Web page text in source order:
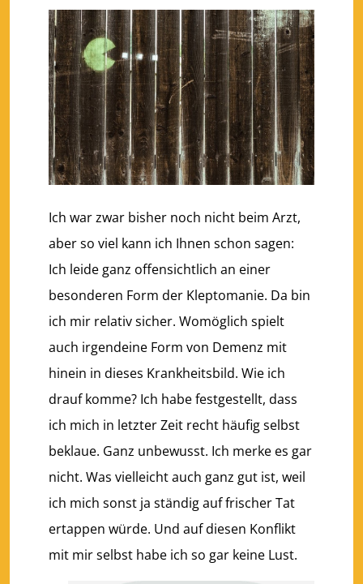
Ich war zwar bisher noch nicht beim Arzt,
aber so viel kann ich Ihnen schon sagen:
Ich leide ganz offensichtlich an einer
besonderen Form der Kleptomanie. Da bin
ich mir relativ sicher. Womöglich spielt
auch irgendeine Form von Demenz mit
hinein in dieses Krankheitsbild. Wie ich
drauf komme? Ich habe festgestellt, dass
ich mich in letzter Zeit recht häufig selbst
beklaue. Ganz unbewusst. Ich merke es gar
nicht. Was vielleicht auch ganz gut ist, weil
ich mich sonst ja ständig auf frischer Tat
ertappen würde. Und auf diesen Konflikt
mit mir selbst habe ich so gar keine Lust.